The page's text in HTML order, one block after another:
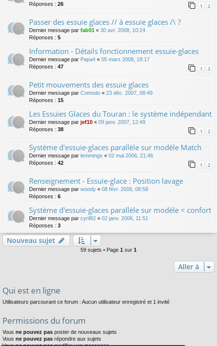
Réponses : 26 1 2
Passer des essuie glaces // à essuie glaces /\ ?
Dernier message par fab01 « 30 avr. 2008, 10:24
Réponses : 5
Information - Détails fonctionnement essuie-glaces
Dernier message par Papa4 « 05 mars 2008, 18:17
Réponses : 47 1 2
Petit mouvements des essuie glaces
Dernier message par Comodo « 23 déc. 2007, 08:49
Réponses : 15
Les Essuies Glaces du Touran : le système indépendant
Dernier message par jef10 « 09 janv. 2007, 12:49
Réponses : 38 1 2
Système d'essuie-glaces parallèle sur modèle Match
Dernier message par lemmings « 02 mai 2006, 21:46
Réponses : 42 1 2
Renseignement - Essuie-glace : Position lavage
Dernier message par woody « 08 févr. 2006, 08:58
Réponses : 6
Système d'essuie-glaces parallèle sur modèle < confort
Dernier message par cyril92 « 02 janv. 2006, 11:51
Réponses : 3
Nouveau sujet
59 sujets • Page 1 sur 1
Aller à
Qui est en ligne
Utilisateurs parcourant ce forum : Aucun utilisateur enregistré et 1 invité
Permissions du forum
Vous ne pouvez pas poster de nouveaux sujets
Vous ne pouvez pas répondre aux sujets